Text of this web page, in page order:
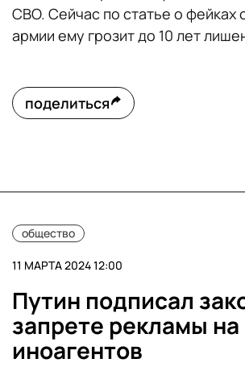
СВО. Сейчас по статье о фейках
армии ему грозит до 10 лет
поделиться
общество
11 МАРТА 2024 12:00
Путин подписал
запрете рекламы на
иноагентов